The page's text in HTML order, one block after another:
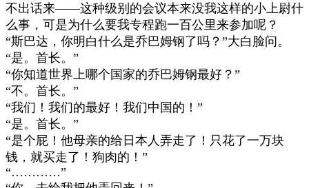
不出话来——这种级别的会议本来没我这样的小上尉什
么事，可是为什么要我专程跑一百公里来参加呢？
“斯巴达，你明白什么是乔巴姆钢了吗？ ”大白脸问。
“是。首长。 ”
“你知道世界上哪个国家的乔巴姆钢最好？ ”
“不。首长。 ”
“我们！我们的最好！我们中国的！ ”
“是。首长。 ”
“是个屁！他母亲的给日本人弄走了！只花了一万块
钱，就买走了！狗肉的！ ”
“…………”